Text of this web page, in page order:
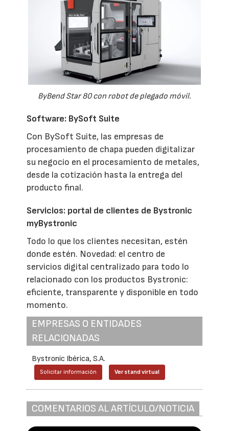
ByBend Star 80 con robot de plegado móvil.
Software: BySoft Suite
Con BySoft Suite, las empresas de
procesamiento de chapa pueden digitalizar
su negocio en el procesamiento de metales,
desde la cotización hasta la entrega del
producto final.
Servicios: portal de clientes de Bystronic
myBystronic
Todo lo que los clientes necesitan, estén
donde estén. Novedad: el centro de
servicios digital centralizado para todo lo
relacionado con los productos Bystronic:
eficiente, transparente y disponible en todo
momento.
EMPRESAS O ENTIDADES
RELACIONADAS
Bystronic Ibérica, S.A.
Solicitar información Ver stand virtual
COMENTARIOS AL ARTÍCULO/NOTICIA